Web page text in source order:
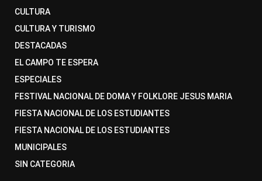
CULTURA
CULTURA Y TURISMO
DESTACADAS
EL CAMPO TE ESPERA
ESPECIALES
FESTIVAL NACIONAL DE DOMA Y FOLKLORE JESUS MARIA
FIESTA NACIONAL DE LOS ESTUDIANTES
FIESTA NACIONAL DE LOS ESTUDIANTES
MUNICIPALES
SIN CATEGORIA